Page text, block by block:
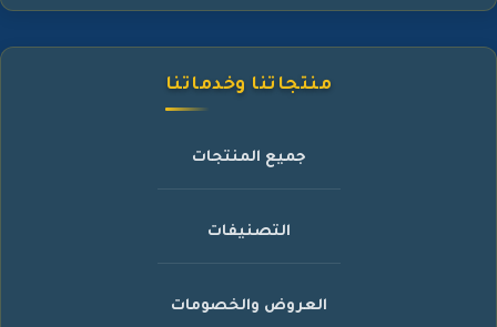
منتجاتنا وخدماتنا
جميع المنتجات
التصنيفات
العروض والخصومات